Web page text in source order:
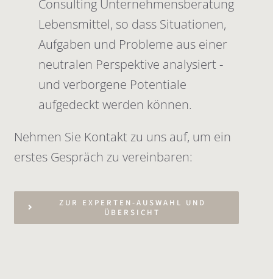
Consulting Unternehmensberatung
Lebensmittel, so dass Situationen,
Aufgaben und Probleme aus einer
neutralen Perspektive analysiert -
und verborgene Potentiale
aufgedeckt werden können.
Nehmen Sie Kontakt zu uns auf, um ein
erstes Gespräch zu vereinbaren:
ZUR EXPERTEN-AUSWAHL UND
ÜBERSICHT